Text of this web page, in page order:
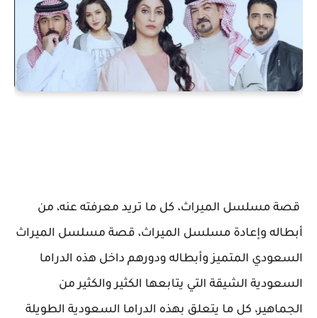
قصة مسلسل الميراث، كل ما تريد معرفته عنه، من
أبطاله وإعادة مسلسل الميراث، قصة مسلسل الميراث
السعودي المتميز وأبطاله ودورهم داخل هذه الدراما
السعودية الشيقة التي يتابعها الكثير والكثير من
الجماهير، كل ما يتعلق بهذه الدراما السعودية الطويلة